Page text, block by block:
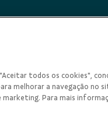
todos os cookies",
melhorar a navegação no
marketing. Para mais